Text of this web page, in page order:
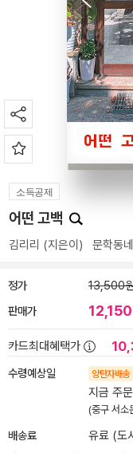
소득공제
어떤 고백
김리리 (지은이) 문학동네
정가 13,500
판매가 12,150
카드최대혜택가
수령예상일 양탄자배송
지금 주
(중구 서
배송료
유료 (도